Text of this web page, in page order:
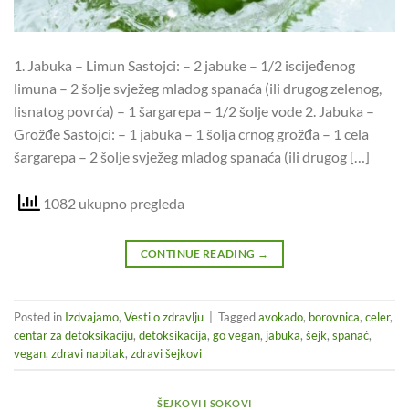
1. Jabuka – Limun Sastojci: – 2 jabuke – 1/2 iscijeđenog
limuna – 2 šolje svježeg mladog spanaća (ili drugog zelenog,
lisnatog povrća) – 1 šargarepa – 1/2 šolje vode 2. Jabuka –
Grožđe Sastojci: – 1 jabuka – 1 šolja crnog grožđa – 1 cela
šargarepa – 2 šolje svježeg mladog spanaća (ili drugog […]
1082 ukupno pregleda
CONTINUE READING →
Posted in Izdvajamo, Vesti o zdravlju Taggedavokado, borovnica, celer,
centar za detoksikaciju, detoksikacija, go vegan, jabuka, šejk, spanać,
vegan, zdravi napitak, zdravi šejkovi
ŠEJKOVI I SOKOVI